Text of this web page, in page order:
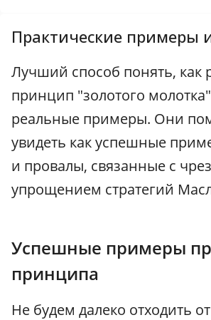
Практические примеры
Лучший способ понять, как
принцип "золотого
реальные примеры. Они
увидеть как успешные
и провалы, связанные с
упрощением стратегий
Успешные примеры
принципа
Не будем далеко отходить